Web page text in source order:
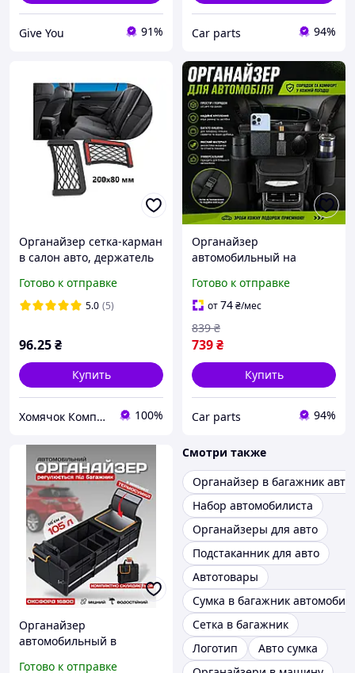
Give You 91% Сar parts 94%
Органайзер сетка-карман
в салон авто, держатель
аксессуаров Черный
200х80мм
Готово к отправке
5.0 (5)
96.25₴
Купить
Хомячок Компані, Інтернет-магазин Склад місто Черкаси 100%
Органайзер
автомобильный на
с бортиками эко замш
Цвет Черный
Готово к отправке
от74₴/мес
739₴
839 ₴
Купить
Сar parts 94%
Органайзер
автомобильный в
Готово к отправке
Смотри также
Органайзер в багажник
Набор автомобилиста
Органайзеры для авто
Подстаканник для авто
Автотовары
Сумка в багажник
Сетка в багажник
Логотип
Авто сумка